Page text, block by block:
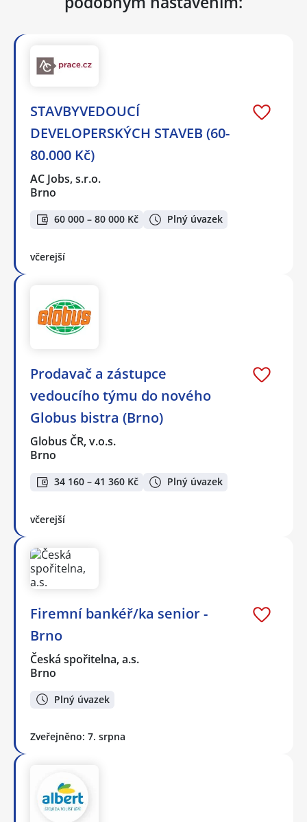
STAVBYVEDOUCÍ
DEVELOPERSKÝCH STAVEB (60-
80.000 Kč)
AC Jobs, s.r.o.
Brno
60 000 – 80 000 Kč Plný úvazek
včerejší
Prodavač a zástupce
vedoucího týmu do nového
Globus bistra (Brno)
Globus ČR, v.o.s.
Brno
34 160 – 41 360 Kč Plný úvazek
včerejší
Firemní bankéř/ka senior -
Brno
Česká spořitelna, a.s.
Brno
Plný úvazek
Zveřejněno: 7. srpna